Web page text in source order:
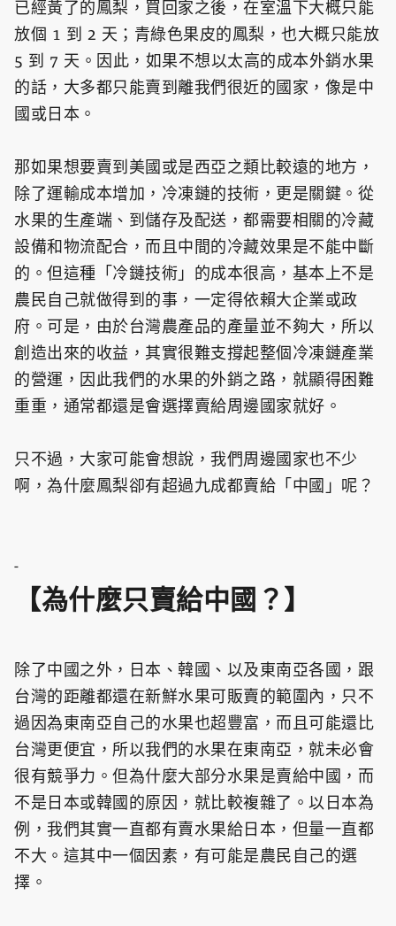
已經黃了的鳳梨，買回家之後，在室溫下大概只能
放個 1 到 2 天；青綠色果皮的鳳梨，也大概只能放
5 到 7 天。因此，如果不想以太高的成本外銷水果
的話，大多都只能賣到離我們很近的國家，像是中
國或日本。
那如果想要賣到美國或是西亞之類比較遠的地方，
除了運輸成本增加，冷凍鏈的技術，更是關鍵。從
水果的生產端、到儲存及配送，都需要相關的冷藏
設備和物流配合，而且中間的冷藏效果是不能中斷
的。但這種「冷鏈技術」的成本很高，基本上不是
農民自己就做得到的事，一定得依賴大企業或政
府。可是，由於台灣農產品的產量並不夠大，所以
創造出來的收益，其實很難支撐起整個冷凍鏈產業
的營運，因此我們的水果的外銷之路，就顯得困難
重重，通常都還是會選擇賣給周邊國家就好。
只不過，大家可能會想說，我們周邊國家也不少
啊，為什麼鳳梨卻有超過九成都賣給「中國」呢？
-
【為什麼只賣給中國？】
除了中國之外，日本、韓國、以及東南亞各國，跟
台灣的距離都還在新鮮水果可販賣的範圍內，只不
過因為東南亞自己的水果也超豐富，而且可能還比
台灣更便宜，所以我們的水果在東南亞，就未必會
很有競爭力。但為什麼大部分水果是賣給中國，而
不是日本或韓國的原因，就比較複雜了。以日本為
例，我們其實一直都有賣水果給日本，但量一直都
不大。這其中一個因素，有可能是農民自己的選
擇。